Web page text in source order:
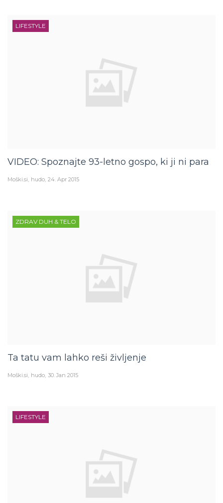
LIFESTYLE
VIDEO: Spoznajte 93-letno gospo, ki ji ni para
Moški.si hudo 24. Apr 2015
ZDRAV DUH & TELO
Ta tatu vam lahko reši življenje
Moški.si hudo 30. Jan 2015
LIFESTYLE